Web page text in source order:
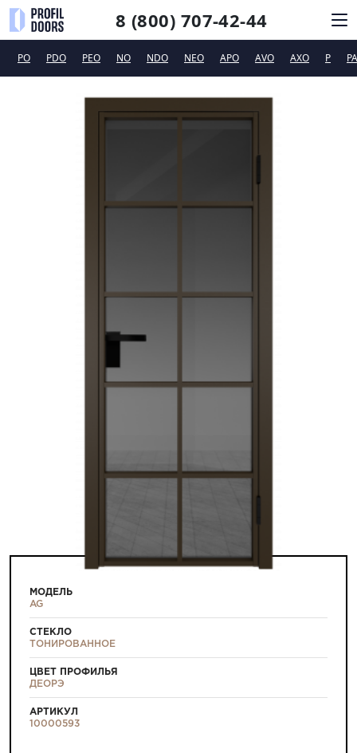
8 (800) 707-42-44
СИСТЕМЫ ОТКРЫВАНИЯ
PO PDO PEO NO NDO NEO APO AVO AXO P PA
МОДЕЛЬ
AG
СТЕКЛО
ТОНИРОВАННОЕ
ЦВЕТ ПРОФИЛЬЯ
ДЕОРЭ
АРТИКУЛ
10000593